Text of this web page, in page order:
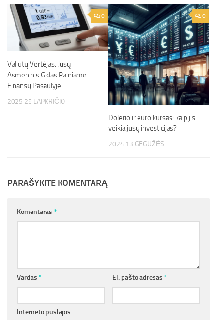
0
Valiutų Vertėjas: Jūsų
Asmeninis Gidas Painiame
Finansų Pasaulyje
2025 25 LAPKRIČIO
0
Dolerio ir euro kursas: kaip jis
veikia jūsų investicijas?
2024 13 GEGUŽĖS
PARAŠYKITE KOMENTARĄ
Komentaras *
Vardas * El. pašto adresas *
Interneto puslapis